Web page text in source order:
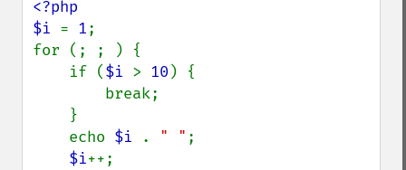
<?php
$i = 1;
for (; ; ) {
    if (
$i > 10 ) {
    echo
$i . " " ;
$i++;